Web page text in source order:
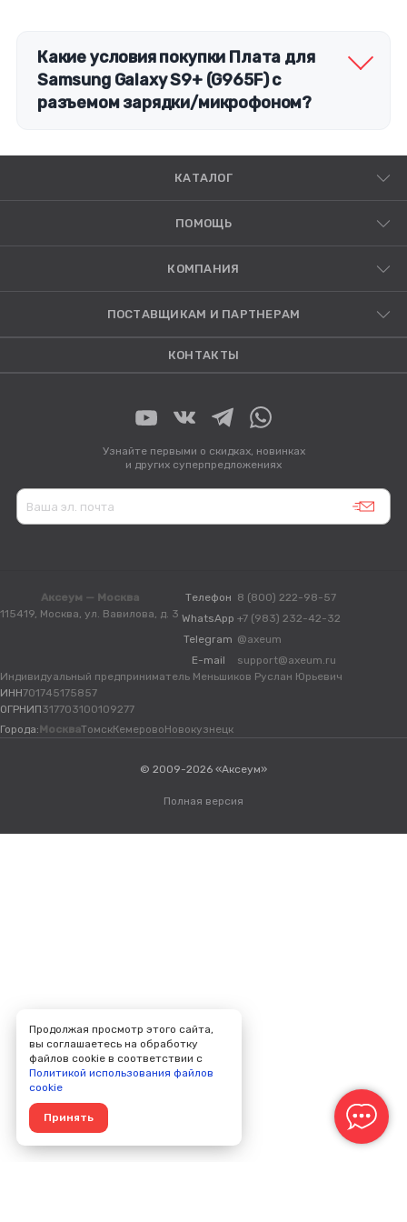
Какие условия покупки Плата для
Samsung Galaxy S9+ (G965F) с
разъемом зарядки/микрофоном?
КАТАЛОГ
ПОМОЩЬ
КОМПАНИЯ
ПОСТАВЩИКАМ И ПАРТНЕРАМ
КОНТАКТЫ
Узнайте первыми о скидках, новинках
и других суперпредложениях
Аксеум — Москва
115419, Москва, ул. Вавилова, д. 3
Телефон 8 (800) 222-98-57
WhatsApp +7 (983) 232-42-32
Telegram @axeum
E-mail
support@axeum.ru
Индивидуальный предприниматель Меньшиков Руслан Юрьевич
ИНН701745175857
ОГРНИП317703100109277
Города: МоскваТомскКемеровоНовокузнецк
© 2009-2026 «Аксеум»
Полная версия
Продолжая просмотр этого сайта,
вы соглашаетесь на обработку
файлов cookie в соответствии с
Политикой использования файлов
cookie
Принять